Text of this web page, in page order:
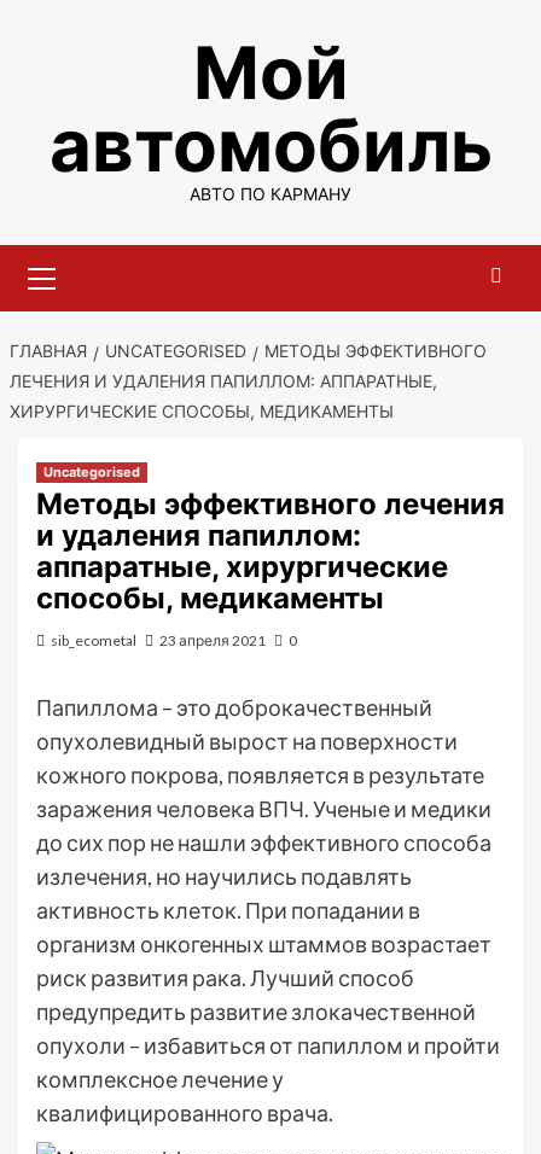
Мой
автомобиль
АВТО ПО КАРМАНУ
меню
ГЛАВНАЯ UNCATEGORISED
МЕТОДЫ ЭФФЕКТИВНОГО
ЛЕЧЕНИЯ И УДАЛЕНИЯ ПАПИЛЛОМ: АППАРАТНЫЕ,
ХИРУРГИЧЕСКИЕ СПОСОБЫ, МЕДИКАМЕНТЫ
Uncategorised
Методы эффективного лечения
и удаления папиллом:
аппаратные, хирургические
способы, медикаменты
sib_ecometal 23 апреля 2021 0
Папиллома – это доброкачественный
опухолевидный вырост на поверхности
кожного покрова, появляется в результате
заражения человека ВПЧ. Ученые и медики
до сих пор не нашли эффективного способа
излечения, но научились подавлять
активность клеток. При попадании в
организм онкогенных штаммов возрастает
риск развития рака. Лучший способ
предупредить развитие злокачественной
опухоли – избавиться от папиллом и пройти
комплексное лечение у
квалифицированного врача.